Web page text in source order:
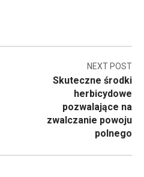
NEXT POST
Skuteczne środki
herbicydowe
pozwalające na
zwalczanie powoju
polnego